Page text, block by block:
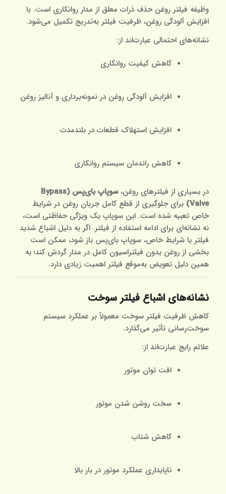
وظیفه فیلتر روغن حذف ذرات معلق از مدار روانکاری است. با
افزایش آلودگی روغن، ظرفیت فیلتر به‌تدریج تکمیل می‌شود.
نشانه‌های احتمالی عبارت‌اند از:
کاهش کیفیت روانکاری
افزایش آلودگی روغن در نمونه‌برداری و آنالیز روغن
افزایش استهلاک قطعات در بلندمدت
کاهش راندمان سیستم روانکاری
در بسیاری از فیلترهای روغن،
سوپاپ بای‌پس (Bypass
Valve) برای جلوگیری از قطع کامل جریان روغن در شرایط
خاص تعبیه شده است. این سوپاپ یک ویژگی حفاظتی است،
نه نشانه‌ای برای ادامه استفاده از فیلتر. اگر به دلیل اشباع شدید
فیلتر یا شرایط خاص، سوپاپ بای‌پس باز شود، ممکن است
بخشی از روغن بدون فیلتراسیون کامل در مدار گردش کند؛ به
همین دلیل تعویض به‌موقع فیلتر اهمیت زیادی دارد.
نشانه‌های اشباع فیلتر سوخت
کاهش ظرفیت فیلتر سوخت معمولاً بر عملکرد سیستم
سوخت‌رسانی تأثیر می‌گذارد.
علائم رایج عبارت‌اند از:
افت توان موتور
سخت روشن شدن موتور
کاهش شتاب
ناپایداری عملکرد موتور در بار بالا